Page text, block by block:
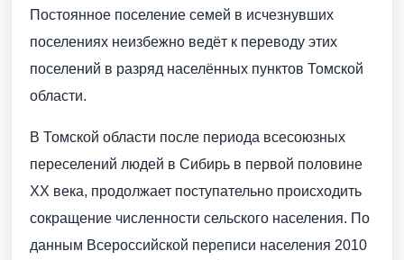
Постоянное поселение семей в исчезнувших
поселениях неизбежно ведёт к переводу этих
поселений в разряд населённых пунктов Томской
области.
В Томской области после периода всесоюзных
переселений людей в Сибирь в первой половине
XX века, продолжает поступательно происходить
сокращение численности сельского населения. По
данным Всероссийской переписи населения 2010